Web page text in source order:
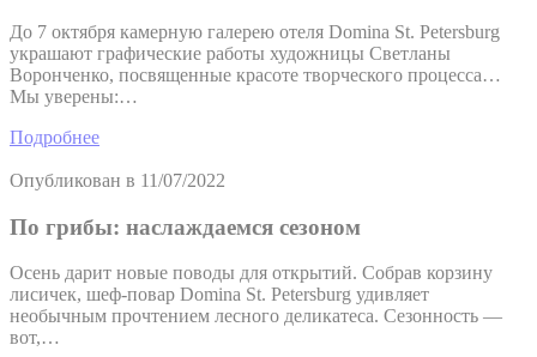
До 7 октября камерную галерею отеля Domina St. Petersburg
украшают графические работы художницы Светланы
Воронченко, посвященные красоте творческого процесса…
Мы уверены:…
Подробнее
Опубликован в 11/07/2022
По грибы: наслаждаемся сезоном
Осень дарит новые поводы для открытий. Собрав корзину
лисичек, шеф-повар Domina St. Petersburg удивляет
необычным прочтением лесного деликатеса. Сезонность —
вот,…